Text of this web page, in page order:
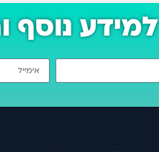
למידע נוסף